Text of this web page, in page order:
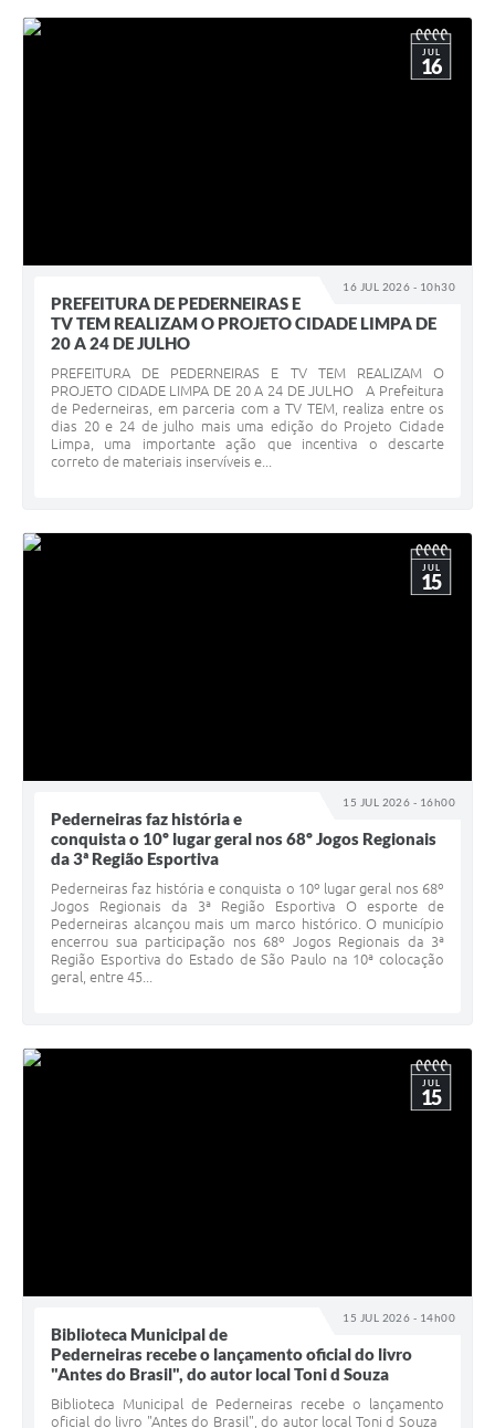
16 JUL 2026 - 10h30
JUL
16
PREFEITURA DE PEDERNEIRAS E
TV TEM REALIZAM O PROJETO CIDADE LIMPA DE
20 A 24 DE JULHO
PREFEITURA DE PEDERNEIRAS E TV TEM REALIZAM O
PROJETO CIDADE LIMPA DE 20 A 24 DE JULHO A Prefeitura
de Pederneiras, em parceria com a TV TEM, realiza entre os
dias 20 e 24 de julho mais uma edição do Projeto Cidade
Limpa, uma importante ação que incentiva o descarte
correto de materiais inservíveis e...
15 JUL 2026 - 16h00
JUL
15
Pederneiras faz história e
conquista o 10º lugar geral nos 68º Jogos Regionais
da 3ª Região Esportiva
Pederneiras faz história e conquista o 10º lugar geral nos 68º
Jogos Regionais da 3ª Região Esportiva O esporte de
Pederneiras alcançou mais um marco histórico. O município
encerrou sua participação nos 68º Jogos Regionais da 3ª
Região Esportiva do Estado de São Paulo na 10ª colocação
geral, entre 45...
15 JUL 2026 - 14h00
JUL
15
Biblioteca Municipal de
Pederneiras recebe o lançamento oficial do livro
"Antes do Brasil", do autor local Toni d Souza
Biblioteca Municipal de Pederneiras recebe o lançamento
oficial do livro "Antes do Brasil", do autor local Toni d Souza